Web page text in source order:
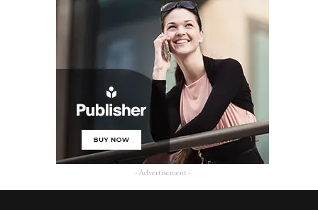
- Advertisement -